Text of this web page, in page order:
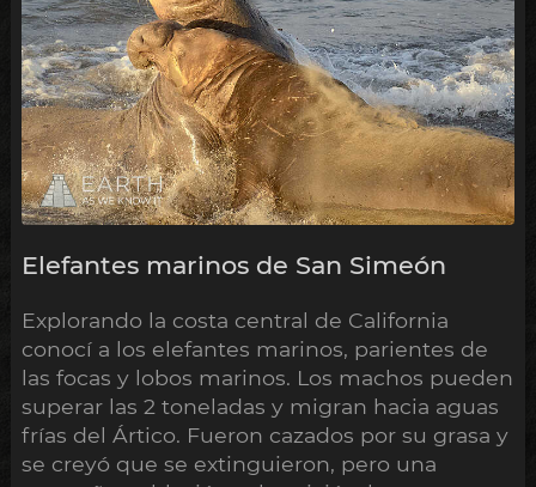
Elefantes marinos de San Simeón
Explorando la costa central de California
conocí a los elefantes marinos, parientes de
las focas y lobos marinos. Los machos pueden
superar las 2 toneladas y migran hacia aguas
frías del Ártico. Fueron cazados por su grasa y
se creyó que se extinguieron, pero una